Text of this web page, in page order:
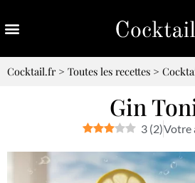
Cocktail.fr> Toutes les recettes >
Gin
3 (2)Votre